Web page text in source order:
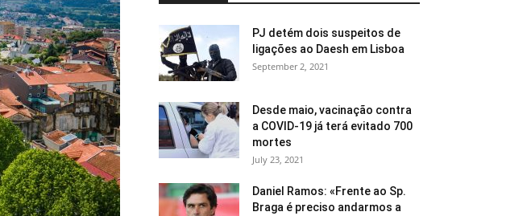
PJ detém dois suspeitos de
ligações ao Daesh em Lisboa
September 2, 2021
Desde maio, vacinação contra
a COVID-19 já terá evitado 700
mortes
July 23, 2021
Daniel Ramos: «Frente ao Sp.
Braga é preciso andarmos a